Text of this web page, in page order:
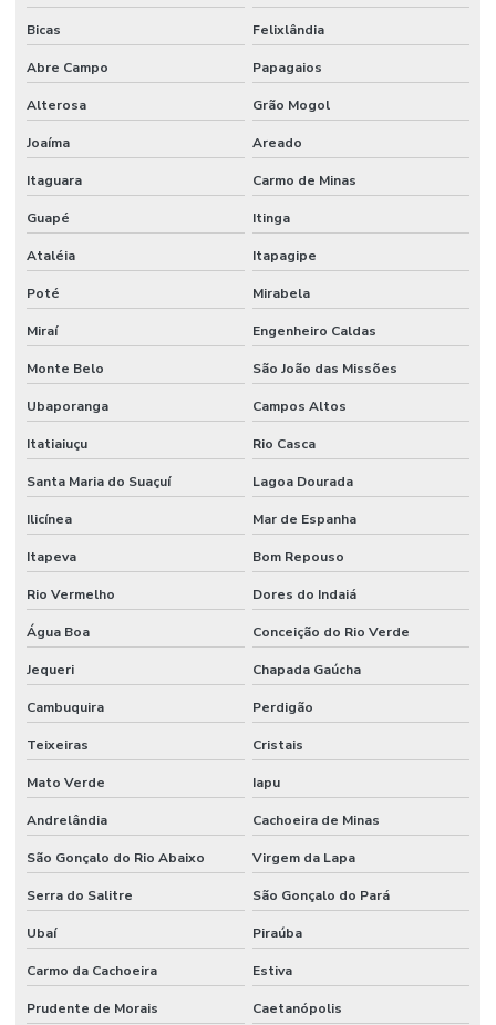
Bicas Felixlândia
Abre Campo Papagaios
Alterosa Grão Mogol
Joaíma Areado
Itaguara Carmo de Minas
Guapé Itinga
Ataléia Itapagipe
Poté Mirabela
Miraí Engenheiro Caldas
Monte Belo São João das Missões
Ubaporanga Campos Altos
Itatiaiuçu Rio Casca
Santa Maria do Suaçuí Lagoa Dourada
Ilicínea Mar de Espanha
Itapeva Bom Repouso
Rio Vermelho Dores do Indaiá
Água Boa Conceição do Rio Verde
Jequeri Chapada Gaúcha
Cambuquira Perdigão
Teixeiras Cristais
Mato Verde Iapu
Andrelândia Cachoeira de Minas
São Gonçalo do Rio Abaixo Virgem da Lapa
Serra do Salitre São Gonçalo do Pará
Ubaí Piraúba
Carmo da Cachoeira Estiva
Prudente de Morais Caetanópolis